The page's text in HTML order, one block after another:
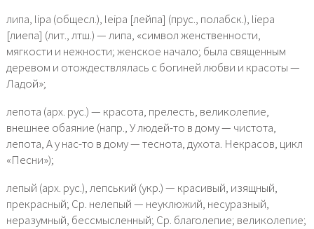
липа, lipa (общесл.), leipa [лейпа] (прус., полабск.), liepa
[лиепа] (лит., лтш.) — липа, «символ женственности,
мягкости и нежности; женское начало; была священным
деревом и отождествлялась с богиней любви и красоты —
Ладой»;
лепота (арх. рус.) — красота, прелесть, великолепие,
внешнее обаяние (напр., У людей-то в дому — чистота,
лепота, А у нас-то в дому — теснота, духота. Некрасов, цикл
«Песни»);
лепый (арх. рус.), лепський (укр.) — красивый, изящный,
прекрасный; Ср. нелепый — неуклюжий, несуразный,
неразумный, бессмысленный; Ср. благолепие; великолепие;